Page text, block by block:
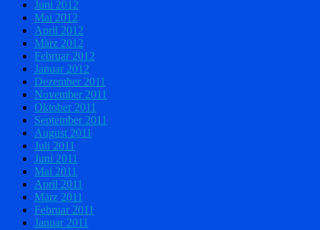
Juni 2012
Mai 2012
April 2012
März 2012
Februar 2012
Januar 2012
Dezember 2011
November 2011
Oktober 2011
September 2011
August 2011
Juli 2011
Juni 2011
Mai 2011
April 2011
März 2011
Februar 2011
Januar 2011